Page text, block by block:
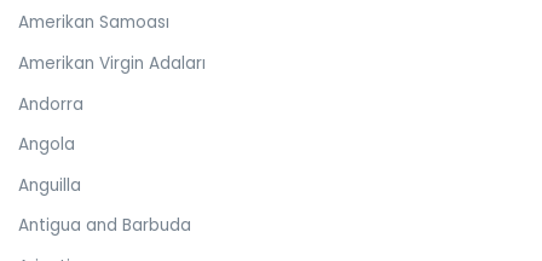
Amerikan Samoası
Amerikan Virgin Adaları
Andorra
Angola
Anguilla
Antigua and Barbuda